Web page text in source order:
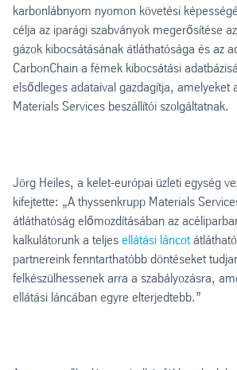
karbonlábnyom nyomon követési
célja az iparági szabványok megerősítése
gázok kibocsátásának átláthatósága és az
CarbonChain a fémek kibocsátási
elsődleges adataival gazdagítja, amelyeket
Materials Services beszállítói szolgáltatnak.
Jörg Heiles, a kelet-európai üzleti egység
kifejtette: „A thyssenkrupp Materials
átláthatóság előmozdításában az
kalkulátorunk a teljes ellátási láncot
partnereink fenntarthatóbb döntéseket
felkészülhessenek arra a szabályozásra,
ellátási láncában egyre elterjedtebb.”